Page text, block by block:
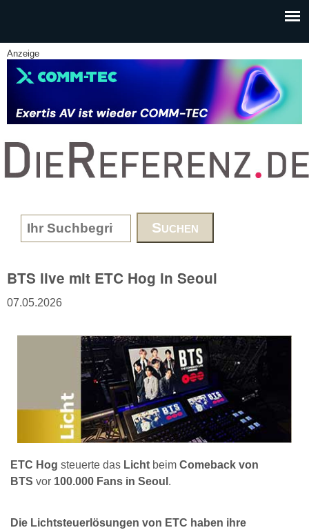
Anzeige
www.DieReferenz.de
Search form
BTS live mit ETC Hog in Seoul
07.05.2026
ETC Hog steuerte das Licht beim Comeback von
BTS vor 100.000 Fans in Seoul .
Die Lichtsteuerlösungen von ETC haben ihre